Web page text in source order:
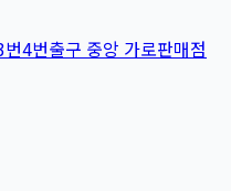
4번출구 중앙 가로판매점